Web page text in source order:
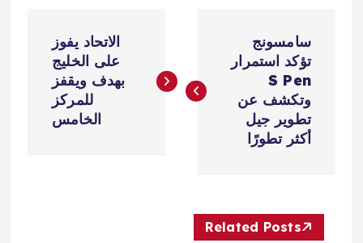
ص
سامسونج
تؤكد استمرار
S Pen
وتكشف عن
تطوير جيل
أكثر تطورًا
الاتحاد يفوز
على الخليج
بهدف ويقفز
للمركز
الخامس
Related Posts